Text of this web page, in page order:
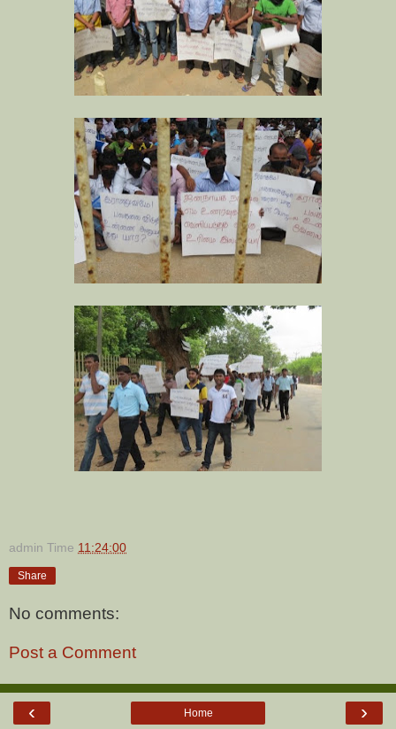
admin Time 11:24:00
Share
No comments:
Post a Comment
‹ ›
Home